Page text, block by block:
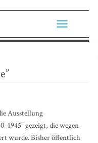
Toggle
Ausstellung
1945” gezeigt, die wegen
wurde. Bisher öffentlich